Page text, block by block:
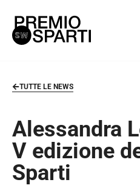
TUTTE LE NEWS
Alessandra
V edizione
Sparti